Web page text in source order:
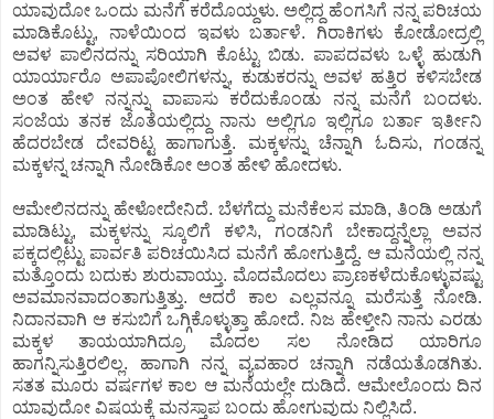
ಯಾವುದೋ ಒಂದು ಮನೆಗೆ ಕರೆದೊಯ್ದಳು. ಅಲ್ಲಿದ್ದ ಹೆಂಗಸಿಗೆ ನನ್ನ ಪರಿಚಯ
ಮಾಡಿಕೊಟ್ಟು, ನಾಳೆಯಿಂದ ಇವಳು ಬರ್ತಾಳೆ. ಗಿರಾಕಿಗಳು ಕೋಡೋದ್ರಲ್ಲಿ
ಅವಳ ಪಾಲಿನದನ್ನು ಸರಿಯಾಗಿ ಕೊಟ್ಟು ಬಿಡು. ಪಾಪದವಳು ಒಳ್ಳೆ ಹುಡುಗಿ
ಯಾರ್ಯಾರೊ ಅಪಾಪೋಲಿಗಳನ್ನು, ಕುಡುಕರನ್ನು ಅವಳ ಹತ್ತಿರ ಕಳಿಸಬೇಡ
ಅಂತ ಹೇಳಿ ನನ್ನನ್ನು ವಾಪಾಸು ಕರೆದುಕೊಂಡು ನನ್ನ ಮನೆಗೆ ಬಂದಳು.
ಸಂಜೆಯ ತನಕ ಜೊತೆಯಲ್ಲಿದ್ದು ನಾನು ಅಲ್ಲಿಗೂ ಇಲ್ಲಿಗೂ ಬರ್ತಾ ಇರ್ತೀನಿ
ಹೆದರಬೇಡ ದೇವರಿಟ್ಟ ಹಾಗಾಗುತ್ತೆ. ಮಕ್ಕಳನ್ನು ಚೆನ್ನಾಗಿ ಓದಿಸು, ಗಂಡನ್ನ
ಮಕ್ಕಳನ್ನ ಚನ್ನಾಗಿ ನೋಡಿಕೋ ಅಂತ ಹೇಳಿ ಹೋದಳು.
ಆಮೇಲಿನದನ್ನು ಹೇಳೋದೇನಿದೆ. ಬೆಳಗೆದ್ದು ಮನೆಕೆಲಸ ಮಾಡಿ, ತಿಂಡಿ ಅಡುಗೆ
ಮಾಡಿಟ್ಟು, ಮಕ್ಕಳನ್ನು ಸ್ಕೂಲಿಗೆ ಕಳಿಸಿ, ಗಂಡನಿಗೆ ಬೇಕಾದ್ದನ್ನೆಲ್ಲಾ ಅವನ
ಪಕ್ಕದಲ್ಲಿಟ್ಟು ಪಾರ್ವತಿ ಪರಿಚಯಿಸಿದ ಮನೆಗೆ ಹೋಗುತ್ತಿದ್ದೆ. ಆ ಮನೆಯಲ್ಲಿ ನನ್ನ
ಮತ್ತೊಂದು ಬದುಕು ಶುರುವಾಯ್ತು. ಮೊದಮೊದಲು ಪ್ರಾಣಕಳೆದುಕೊಳ್ಳುವಷ್ಟು
ಅವಮಾನವಾದಂತಾಗುತ್ತಿತ್ತು. ಆದರೆ ಕಾಲ ಎಲ್ಲವನ್ನೂ ಮರೆಸುತ್ತೆ ನೋಡಿ.
ನಿದಾನವಾಗಿ ಆ ಕಸುಬಿಗೆ ಒಗ್ಗಿಕೊಳ್ಳುತ್ತಾ ಹೋದೆ. ನಿಜ ಹೇಳ್ತೀನಿ ನಾನು ಎರಡು
ಮಕ್ಕಳ ತಾಯಯಾಗಿದ್ರೂ ಮೊದಲ ಸಲ ನೋಡಿದ ಯಾರಿಗೂ
ಹಾಗನ್ನಿಸುತ್ತಿರಲಿಲ್ಲ. ಹಾಗಾಗಿ ನನ್ನ ವ್ಯವಹಾರ ಚನ್ನಾಗಿ ನಡೆಯತೊಡಗಿತು.
ಸತತ ಮೂರು ವರ್ಷಗಳ ಕಾಲ ಆ ಮನೆಯಲ್ಲೇ ದುಡಿದೆ. ಆಮೇಲೊಂದು ದಿನ
ಯಾವುದೋ ವಿಷಯಕ್ಕೆ ಮನಸ್ತಾಪ ಬಂದು ಹೋಗುವುದು ನಿಲ್ಲಿಸಿದೆ.